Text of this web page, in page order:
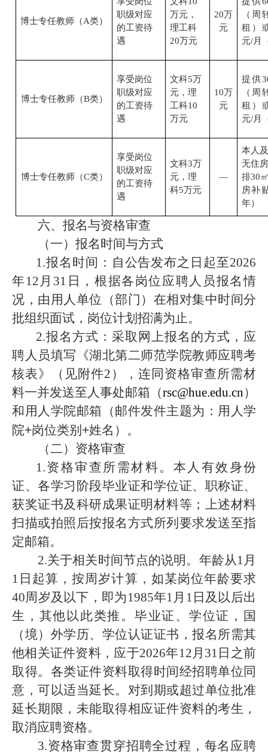
博士专任教师（A类）
职级对应
的工资待
遇
万元，
理工科
20万元
20万
元
（周
租）
元/月
博士专任教师（B类）
享受岗位
职级对应
的工资待
遇
文科5万
元，理
工科10
万元
10万
元
提供
（周
租）
元/月
博士专任教师（C类）
享受岗位
职级对应
的工资待
遇
文科3万
元，理
科5万元
—
本人
无住
排30
房补
年）
六、报名与资格审查
（一）报名时间与方式
1.报名时间：自公告发布之日起至2026
年 12 月 31 日
，根据各岗位应聘人员报名情
况，由用人单位（部门）在相对集中时间分
批组织面试，岗位计划招满为止。
2.报名方式：采取网上报名的方式，应
聘人员填写 《湖北第二师范学院教师应聘考
核表》（见附件2）
，连同资格审查所需材
料一并发送至人事处邮箱（rsc@hue.edu.cn）
和 用人学院邮箱（邮件发件主题为：用人学
院+岗位类别 +姓名）。
（二）资格审查
1.资格审查所需材料。本人有效身份
证、各学习阶段毕业证和学位证、职称证、
获奖证书及科研成果证明材料等；上述材料
扫描或拍照后按报名方式所列要求发送至指
定邮箱。
2.关于相关时间节点的说明。年龄从1月
1 日起算，按周岁计算，如某岗位年龄要求
40周岁及以下，即为 1985年1月 1 日及以后出
生，其他以此类推。毕业证、学位证，国
（境）外学历、学位认证证书，报名所需其
他相关证件资料，应于2026年12月 31 日之前
取得。各类证件资料取得时间经招聘单位同
意，可以适当延长。对到期或超过单位批准
延长期限，未能取得相应证件资料的考生，
取消应聘资格。
3.资格审查贯穿招聘全过程，每名应聘